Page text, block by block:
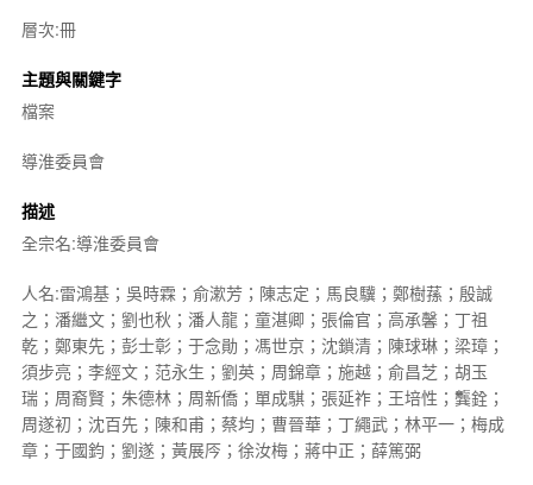
層次:冊
主題與關鍵字
檔案
導淮委員會
描述
全宗名:導淮委員會
人名:雷鴻基；吳時霖；俞漱芳；陳志定；馬良驥；鄭樹蓀；殷誠
之；潘繼文；劉也秋；潘人龍；童湛卿；張倫官；高承馨；丁祖
乾；鄭東先；彭士彰；于念勛；馮世京；沈鎖清；陳球琳；梁璋；
須步亮；李經文；范永生；劉英；周錦章；施越；俞昌芝；胡玉
瑞；周裔賢；朱德林；周新僑；單成騏；張延祚；王培性；龔銓；
周遂初；沈百先；陳和甫；蔡均；曹晉華；丁繩武；林平一；梅成
章；于國鈞；劉遂；黃展㕂；徐汝梅；蔣中正；薛篤弼